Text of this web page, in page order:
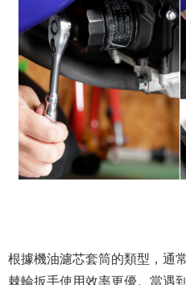
根據機油濾芯套筒的類型，通
棘輪扳手使用效率更優。當遇